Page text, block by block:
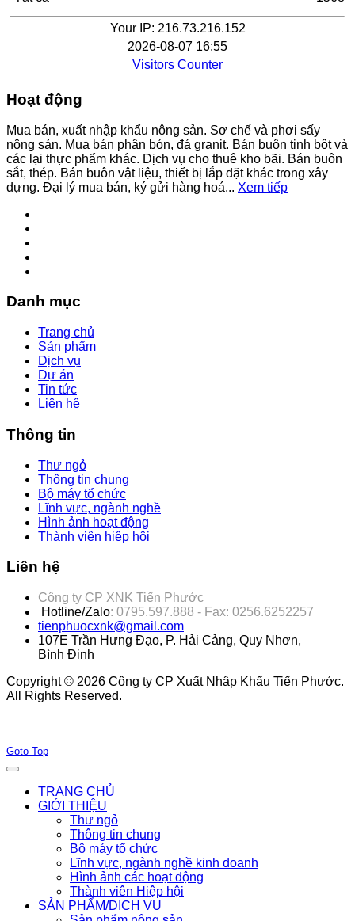
Your IP: 216.73.216.152
2026-08-07 16:55
Visitors Counter
Hoạt động
Mua bán, xuất nhập khẩu nông sản. Sơ chế và phơi sấy
nông sản. Mua bán phân bón, đá granit. Bán buôn tinh bột và
các lại thực phẩm khác. Dịch vụ cho thuê kho bãi. Bán buôn
sắt, thép. Bán buôn vật liệu, thiết bị lắp đặt khác trong xây
dựng. Đại lý mua bán, ký gửi hàng hoá... Xem tiếp
Danh mục
Trang chủ
Sản phẩm
Dịch vụ
Dự án
Tin tức
Liên hệ
Thông tin
Thư ngỏ
Thông tin chung
Bộ máy tổ chức
Lĩnh vực, ngành nghề
Hình ảnh hoạt động
Thành viên hiệp hội
Liên hệ
Công ty CP XNK Tiến Phước
Hotline/Zalo: 0795.597.888 - Fax: 0256.6252257
tienphuocxnk@gmail.com
107E Trần Hưng Đạo, P. Hải Cảng, Quy Nhơn,
Bình Định
Copyright © 2026 Công ty CP Xuất Nhập Khẩu Tiến Phước.
All Rights Reserved.
Goto Top
TRANG CHỦ
GIỚI THIỆU
Thư ngỏ
Thông tin chung
Bộ máy tổ chức
Lĩnh vực, ngành nghề kinh doanh
Hình ảnh các hoạt động
Thành viên Hiệp hội
SẢN PHẨM/DỊCH VỤ